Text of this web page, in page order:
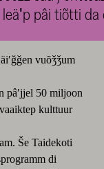
pâi tiõtti da
vuõǯǯum
pâʹjjel 50 miljoon
kulttuur
Še Taidekoti
di